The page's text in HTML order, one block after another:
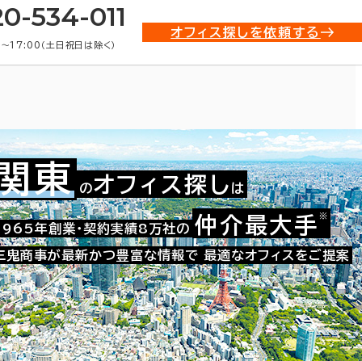
534-011
17:00（土日祝日は除く）
オフィス探しを依頼する
お問い合わせ番号：021-48281
東 のオフィス探し は
年創業・契約実績8万社の 仲介最大手 ※
鬼商事が最新かつ豊富な情報で 最適なオフィスをご提案